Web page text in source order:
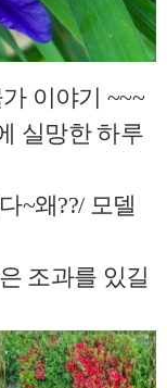
이야기 ~~~
실망한 하루
~왜??/ 모델
조과를 있길